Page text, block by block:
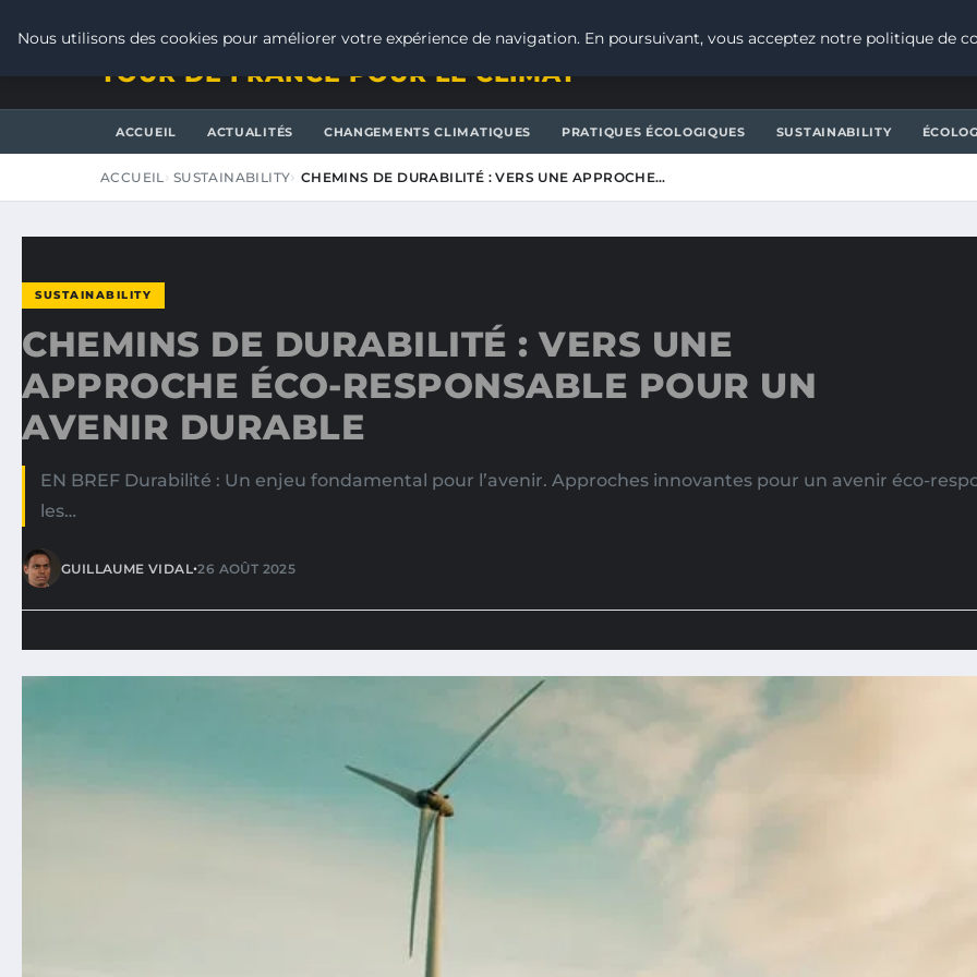
TOUR DE FRANCE POUR LE CLIMAT
ACCUEIL ACTUALITÉS CHANGEMENTS CLIMATIQUES PRATIQUES ÉCOLOGIQUES SUSTAINABILITY
ACCUEIL SUSTAINABILITY CHEMINS DE DURABILITÉ : VERS UNE APPROCHE…
SUSTAINABILITY
CHEMINS DE DURABILITÉ : VERS UNE
APPROCHE ÉCO-RESPONSABLE POUR UN
AVENIR DURABLE
EN BREF Durabilité : Un enjeu fondamental pour l’avenir. Approches innovantes pour un avenir éco-
les…
GUILLAUME VIDAL•26 AOÛT 2025
Nous utilisons des cookies pour améliorer votre expérience de navigation. En poursuivant, vous acceptez notre politique de